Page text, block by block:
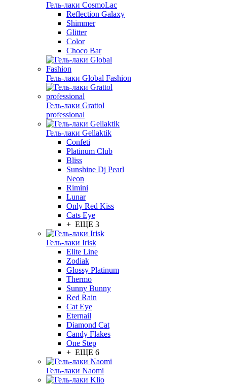
Гель-лаки CosmoLac
Reflection Galaxy
Shimmer
Glitter
Color
Choco Bar
Гель-лаки Global Fashion
Гель-лаки Grattol
professional
Гель-лаки Gellaktik
Confeti
Platinum Club
Bliss
Sunshine Dj Pearl
Neon
Rimini
Lunar
Only Red Kiss
Cats Eye
+ ЕЩЕ 3
Гель-лаки Irisk
Elite Line
Zodiak
Glossy Platinum
Thermo
Sunny Bunny
Red Rain
Cat Eye
Eternail
Diamond Cat
Candy Flakes
One Step
+ ЕЩЕ 6
Гель-лаки Naomi